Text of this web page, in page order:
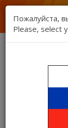
Kartina
Категории
Пожалуйста,
Please, select